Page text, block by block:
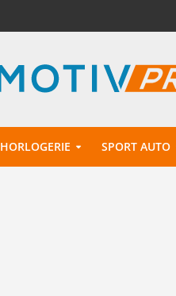
HORLOGERIE SPORT AUTO